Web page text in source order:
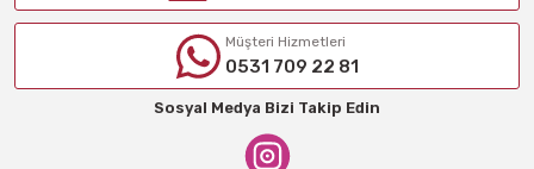
Müşteri Hizmetleri
0531 709 22 81
Sosyal Medya Bizi Takip Edin